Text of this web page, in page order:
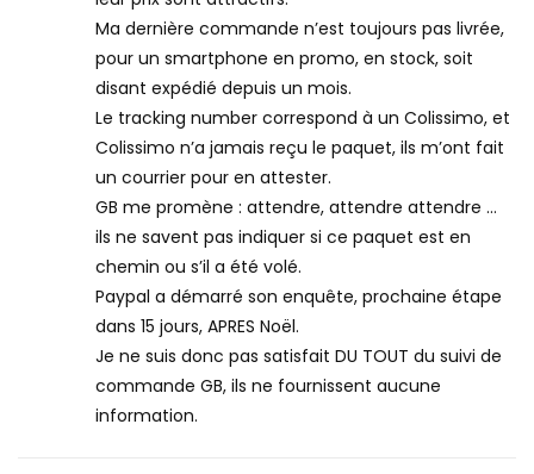
Ma dernière commande n’est toujours pas livrée,
pour un smartphone en promo, en stock, soit
disant expédié depuis un mois.
Le tracking number correspond à un Colissimo, et
Colissimo n’a jamais reçu le paquet, ils m’ont fait
un courrier pour en attester.
GB me promène : attendre, attendre attendre …
ils ne savent pas indiquer si ce paquet est en
chemin ou s’il a été volé.
Paypal a démarré son enquête, prochaine étape
dans 15 jours, APRES Noël.
Je ne suis donc pas satisfait DU TOUT du suivi de
commande GB, ils ne fournissent aucune
information.